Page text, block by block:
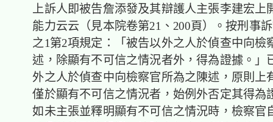
上訴人即被告詹添發及其辯護人主張李建宏上
能力云云（見本院卷第21、200頁）。按刑事
之1第2項規定：「被告以外之人於偵查中向檢
述，除顯有不可信之情況者外，得為證據。」
外之人於偵查中向檢察官所為之陳述，原則上
僅於顯有不可信之情況者，始例外否定其得為
如未主張並釋明顯有不可信之情況時，檢察官